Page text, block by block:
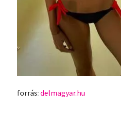
forrás: delmagyar.hu